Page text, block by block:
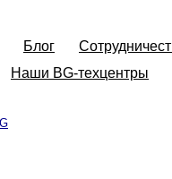
Блог
Наши BG-техцентры